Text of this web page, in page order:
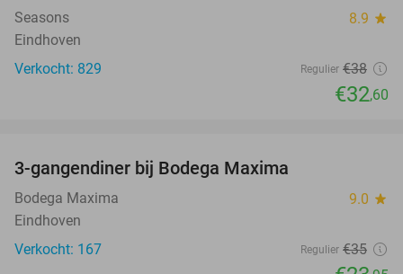
Seasons 8.9 star
Eindhoven
Verkocht: 829
Regulier €38
€32,60
3-gangendiner bij Bodega Maxima
Bodega Maxima 9.0 star
Eindhoven
Verkocht: 167
Regulier €35